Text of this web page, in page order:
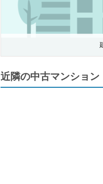
近隣の中古マンション